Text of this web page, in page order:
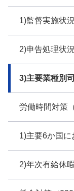
1)監督実施状
2)申告処理状
3)主要業種別
労働時間対策
1)主要6か国
2)年次有給休